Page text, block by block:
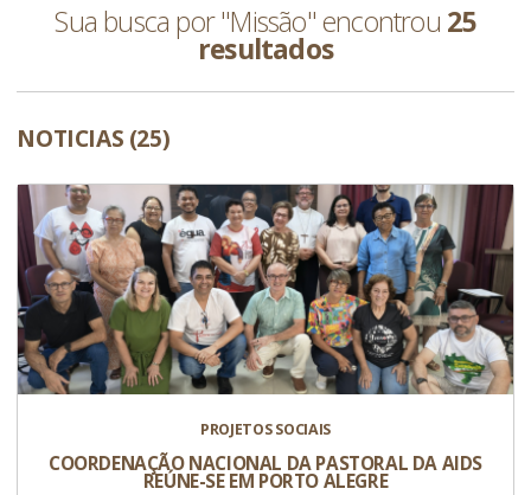
Sua busca por "Missão" encontrou 25
resultados
NOTICIAS (25)
PROJETOS SOCIAIS
COORDENAÇÃO NACIONAL DA PASTORAL DA AIDS
REÚNE-SE EM PORTO ALEGRE